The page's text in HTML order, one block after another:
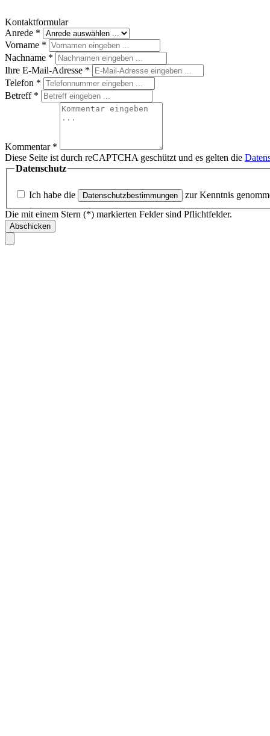
Kontaktformular
Anrede *
Vorname *
Nachname *
Ihre E-Mail-Adresse *
Telefon *
Betreff *
Kommentar *
Diese Seite ist durch reCAPTCHA geschützt und es gelten die
Datenschutz
Ich habe die Datenschutzbestimmungen
zur Kenntnis
Die mit einem Stern (*) markierten Felder sind Pflichtfelder.
Abschicken